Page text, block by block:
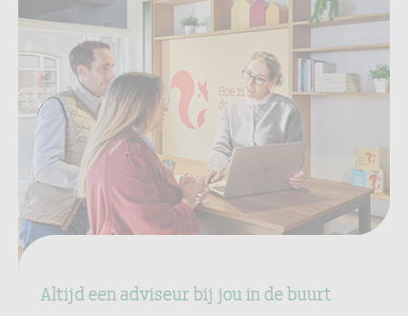
Altijd een adviseur bij jou in de buurt